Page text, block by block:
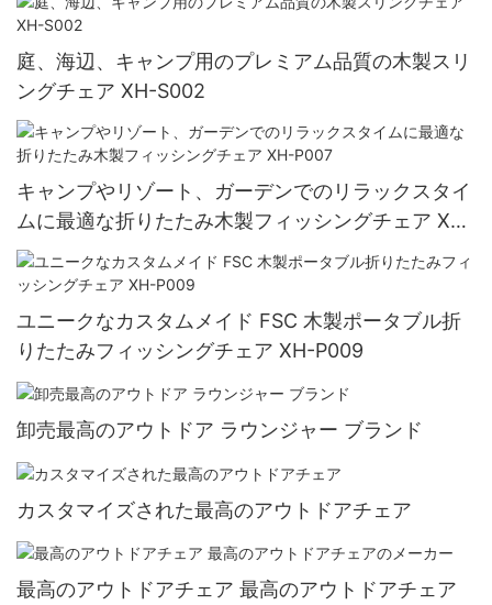
庭、海辺、キャンプ用のプレミアム品質の木製スリ
ングチェア XH-S002
キャンプやリゾート、ガーデンでのリラックスタイ
ムに最適な折りたたみ木製フィッシングチェア XH-
P007
ユニークなカスタムメイド FSC 木製ポータブル折
りたたみフィッシングチェア XH-P009
卸売最高のアウトドア ラウンジャー ブランド
カスタマイズされた最高のアウトドアチェア
最高のアウトドアチェア 最高のアウトドアチェア